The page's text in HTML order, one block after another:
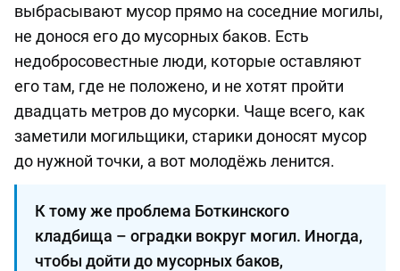
выбрасывают мусор прямо на соседние могилы,
не донося его до мусорных баков. Есть
недобросовестные люди, которые оставляют
его там, где не положено, и не хотят пройти
двадцать метров до мусорки. Чаще всего, как
заметили могильщики, старики доносят мусор
до нужной точки, а вот молодёжь ленится.
К тому же проблема Боткинского
кладбища – оградки вокруг могил. Иногда,
чтобы дойти до мусорных баков,